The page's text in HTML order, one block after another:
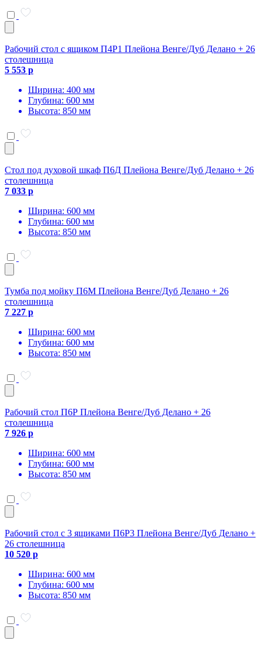
Рабочий стол с ящиком П4Р1 Плейона Венге/Дуб Делано + 26
столешница
5 553 р
Ширина: 400 мм
Глубина: 600 мм
Высота: 850 мм
Стол под духовой шкаф П6Д Плейона Венге/Дуб Делано + 26
столешница
7 033 р
Ширина: 600 мм
Глубина: 600 мм
Высота: 850 мм
Тумба под мойку П6М Плейона Венге/Дуб Делано + 26
столешница
7 227 р
Ширина: 600 мм
Глубина: 600 мм
Высота: 850 мм
Рабочий стол П6Р Плейона Венге/Дуб Делано + 26
столешница
7 926 р
Ширина: 600 мм
Глубина: 600 мм
Высота: 850 мм
Рабочий стол с 3 ящиками П6Р3 Плейона Венге/Дуб Делано +
26 столешница
10 520 р
Ширина: 600 мм
Глубина: 600 мм
Высота: 850 мм